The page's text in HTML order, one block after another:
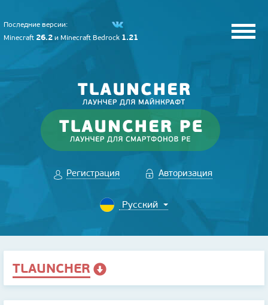
Последние версии:
Minecraft 26.2 и Minecraft Bedrock 1.21
Регистрация Авторизация
TLAUNCHER